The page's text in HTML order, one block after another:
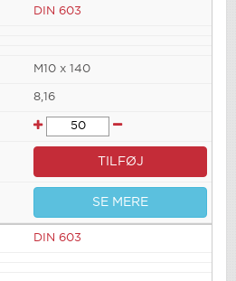
DIN 603
M10 x 140
8,16
TILFØJ
SE MERE
DIN 603